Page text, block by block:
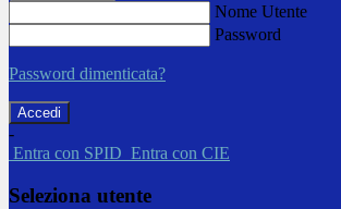
Nome Utente
Password
Password dimenticata?
-
Entra con SPID Entra con CIE
Seleziona utente